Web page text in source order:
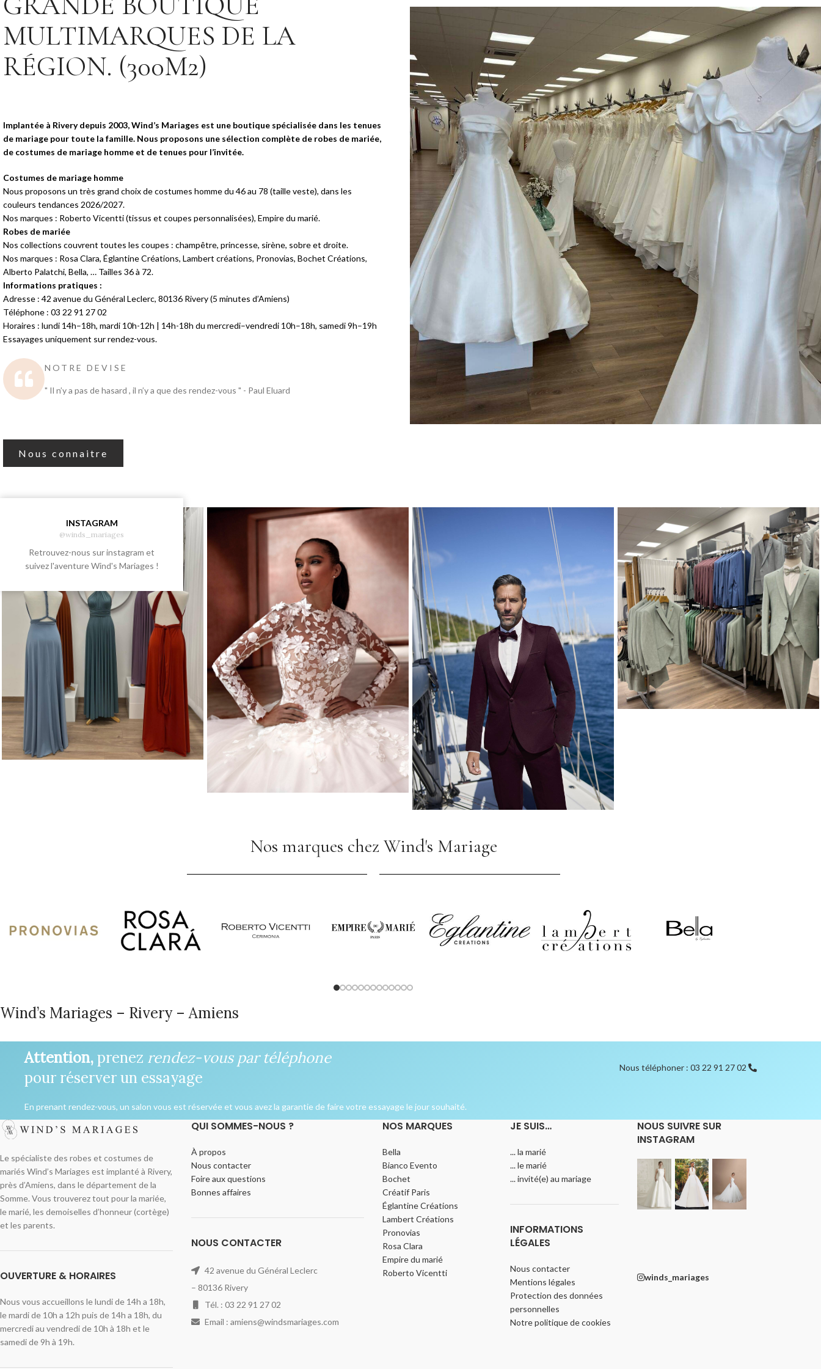
MULTIMARQUES DE LA
RÉGION. (300M2)
Implantée à Rivery depuis 2003, Wind’s Mariages est une boutique spécialisée dans les tenues
de mariage pour toute la famille. Nous proposons une sélection complète de robes de mariée,
de costumes de mariage homme et de tenues pour l’invitée.
Costumes de mariage homme
Nous proposons un très grand choix de costumes homme du 46 au 78 (taille veste), dans les
couleurs tendances 2026/2027.
Nos marques : Roberto Vicentti (tissus et coupes personnalisées), Empire du marié.
Robes de mariée
Nos collections couvrent toutes les coupes : champêtre, princesse, sirène, sobre et droite.
Nos marques : Rosa Clara, Églantine Créations, Lambert créations, Pronovias, Bochet Créations,
Alberto Palatchi, Bella, … Tailles 36 à 72.
Informations pratiques :
Adresse : 42 avenue du Général Leclerc, 80136 Rivery (5 minutes d’Amiens)
Téléphone : 03 22 91 27 02
Horaires : lundi 14h–18h, mardi 10h-12h | 14h-18h du mercredi–vendredi 10h–18h, samedi 9h–19h
Essayages uniquement sur rendez-vous.
NOTRE DEVISE
" Il n’y a pas de hasard , il n’y a que des rendez-vous " - Paul Eluard
Nous connaitre
INSTAGRAM
@winds_mariages
Retrouvez-nous sur instagram et
suivez l'aventure Wind's Mariages !
Nos marques chez Wind's Mariage
Wind’s Mariages – Rivery – Amiens
Attention,prenez rendez-vous par téléphone
pour réserver un essayage
En prenant rendez-vous, un salon vous est réservée et vous avez la garantie de faire votre essayage le jour souhaité.
Nous téléphoner : 03 22 91 27 02
Le spécialiste des robes et costumes de
mariés Wind’s Mariages est implanté à Rivery,
près d’Amiens, dans le département de la
Somme. Vous trouverez tout pour la mariée,
le marié, les demoiselles d’honneur (cortège)
et les parents.
OUVERTURE & HORAIRES
Nous vous accueillons le lundi de 14h a 18h,
le mardi de 10h a 12h puis de 14h a 18h, du
mercredi au vendredi de 10h à 18h et le
samedi de 9h à 19h.
QUI SOMMES-NOUS ?
À propos
Nous contacter
Foire aux questions
Bonnes affaires
NOUS CONTACTER
42 avenue du Général Leclerc
– 80136 Rivery
Tél. : 03 22 91 27 02
Email : amiens@windsmariages.com
NOS MARQUES
Bella
Bianco Evento
Bochet
Créatif Paris
Églantine Créations
Lambert Créations
Pronovias
Rosa Clara
Empire du marié
Roberto Vicentti
JE SUIS…
... la marié
... le marié
... invité(e) au mariage
INFORMATIONS
LÉGALES
Nous contacter
Mentions légales
Protection des données
personnelles
Notre politique de cookies
NOUS SUIVRE SUR
INSTAGRAM
winds_mariages